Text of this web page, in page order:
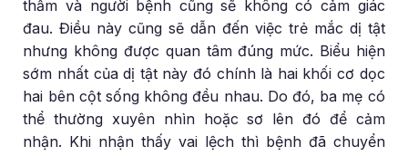
thầm và người bệnh cũng sẽ không có cảm giác
đau. Điều này cũng sẽ dẫn đến việc trẻ mắc dị tật
nhưng không được quan tâm đúng mức. Biểu hiện
sớm nhất của dị tật này đó chính là hai khối cơ dọc
hai bên cột sống không đều nhau. Do đó, ba mẹ có
thể thường xuyên nhìn hoặc sơ lên đó để cảm
nhận. Khi nhận thấy vai lệch thì bệnh đã chuyển